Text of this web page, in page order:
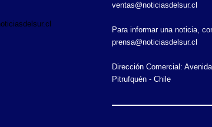
ventas@noticiasdelsur.cl
Para informar una noticia,
prensa@noticiasdelsur.cl
Dirección Comercial:
Pitrufquén - Chile